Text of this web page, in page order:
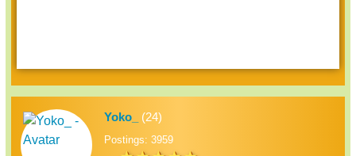
Yoko_ (24)
Postings: 3959